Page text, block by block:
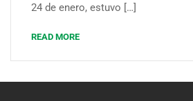
24 de enero, estuvo […]
READ MORE